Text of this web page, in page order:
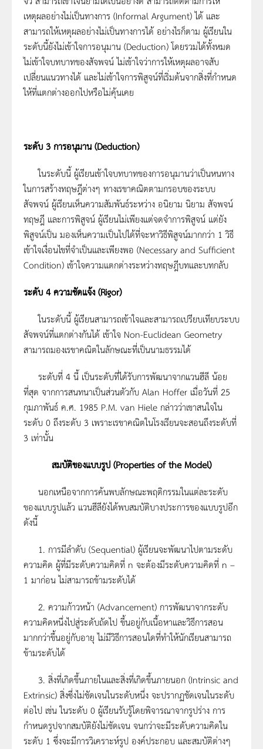
เหตุผลอย่างไม่เป็นทางการ (Informal Argument) ได้ และ
สามารถให้เหตุผลอย่างไม่เป็นทางการได้ อย่างไรก็ตาม ผู้เรียนใน
ระดับนี้ยังไม่เข้าใจการอนุมาน (Deduction) โดยรวมได้ทั้งหมด
ไม่เข้าใจบทบาทของสัจพจน์ ไม่เข้าใจว่าการให้เหตุผลอาจสับ
เปลี่ยนแนวทางได้ และไม่เข้าใจการพิสูจน์ที่เริ่มต้นจากสิ่งที่กำหนด
ให้ที่แตกต่างออกไปหรือไม่คุ้นเคย
ระดับ 3 การอนุมาน(Deduction)
ในระดับนี้ ผู้เรียนเข้าใจบทบาทของการอนุมานว่าเป็นหนทาง
ในการสร้างทฤษฎีต่างๆ ทางเรขาคณิตตามกรอบของระบบ
สัจพจน์ ผู้เรียนเห็นความสัมพันธ์ระหว่าง อนิยาม นิยาม สัจพจน์
ทฤษฎี และการพิสูจน์ ผู้เรียนไม่เพียงแต่จดจำการพิสูจน์ แต่ยัง
พิสูจน์เป็น มองเห็นความเป็นไปได้ที่จะหาวิธีพิสูจน์มากกว่า 1 วิธี
เข้าใจเงื่อนไขที่จำเป็นและเพียงพอ (Necessary and Sufficient
Condition) เข้าใจความแตกต่างระหว่างทฤษฎีบทและบทกลับ
ระดับ 4ความชัดแจ้ง(Rigor)
ในระดับนี้ ผู้เรียนสามารถเข้าใจและสามารถเปรียบเทียบระบบ
สัจพจน์ที่แตกต่างกันได้ เข้าใจ Non-Euclidean Geometry
สามารถมองเรขาคณิตในลักษณะที่เป็นนามธรรมได้
ระดับที่ 4 นี้ เป็นระดับที่ได้รับการพัฒนาจากแวนฮีลี น้อย
ที่สุด จากการสนทนาเป็นส่วนตัวกับ Alan Hoffer เมื่อวันที่ 25
กุมภาพันธ์ ค.ศ. 1985 P.M. van Hiele กล่าวว่าเขาสนใจใน
ระดับ 0 ถึงระดับ 3 เพราะเรขาคณิตในโรงเรียนจะสอนถึงระดับที่
3 เท่านั้น
สมบัติของแบบรูป (Properties of the Model)
นอกเหนือจากการค้นพบลักษณะพฤติกรรมในแต่ละระดับ
ของแบบรูปแล้ว แวนฮีลียังได้พบสมบัติบางประการของแบบรูปอีก
ดังนี้
1. การมีลำดับ (Sequential) ผู้เรียนจะพัฒนาไปตามระดับ
ความคิด ผู้ที่มีระดับความคิดที่ n จะต้องมีระดับความคิดที่ n –
1 มาก่อน ไม่สามารถข้ามระดับได้
2. ความก้าวหน้า (Advancement) การพัฒนาจากระดับ
ความคิดหนึ่งไปสู่ระดับถัดไป ขึ้นอยู่กับเนื้อหาและวิธีการสอน
มากกว่าขึ้นอยู่กับอายุ ไม่มีวิธีการสอนใดที่ทำให้นักเรียนสามารถ
ข้ามระดับได้
3. สิ่งที่เกิดขึ้นภายในและสิ่งที่เกิดขึ้นภายนอก (Intrinsic and
Extrinsic) สิ่งซึ่งไม่ชัดเจนในระดับหนึ่ง จะปรากฏชัดเจนในระดับ
ต่อไป เช่น ในระดับ 0 ผู้เรียนรับรู้โดยพิจารณาจากรูปร่าง การ
กำหนดรูปจากสมบัติยังไม่ชัดเจน จนกว่าจะมีระดับความคิดใน
ระดับ 1 ซึ่งจะมีการวิเคราะห์รูป องค์ประกอบ และสมบัติต่างๆ